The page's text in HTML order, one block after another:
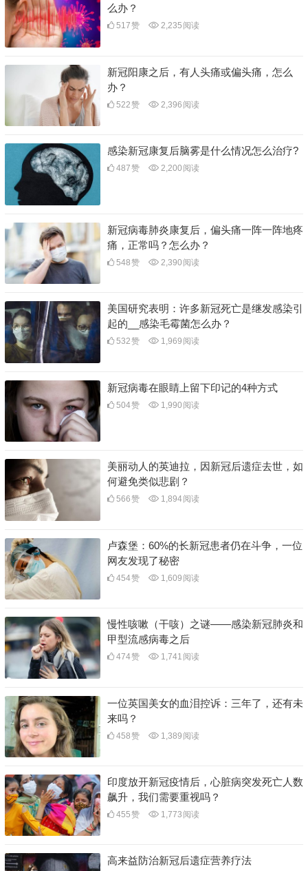
么办？
517赞 2,235 阅读
新冠阳康之后，有人头痛或偏头痛，怎么
办？
522赞 2,396 阅读
感染新冠康复后脑雾是什么情况怎么治疗?
487赞 2,200 阅读
新冠病毒肺炎康复后，偏头痛一阵一阵地疼
痛，正常吗？怎么办？
548赞 2,390 阅读
美国研究表明：许多新冠死亡是继发感染引
起的__感染毛霉菌怎么办？
532赞 1,969 阅读
新冠病毒在眼睛上留下印记的4种方式
504赞 1,990 阅读
美丽动人的英迪拉，因新冠后遗症去世，如
何避免类似悲剧？
566赞 1,894阅读
卢森堡：60%的长新冠患者仍在斗争，一位
网友发现了秘密
454赞 1,609 阅读
慢性咳嗽（干咳）之谜——感染新冠肺炎和
甲型流感病毒之后
474赞 1,741 阅读
一位英国美女的血泪控诉：三年了，还有未
来吗？
458赞 1,389 阅读
印度放开新冠疫情后，心脏病突发死亡人数
飙升，我们需要重视吗？
455赞 1,773 阅读
高来益防治新冠后遗症营养疗法